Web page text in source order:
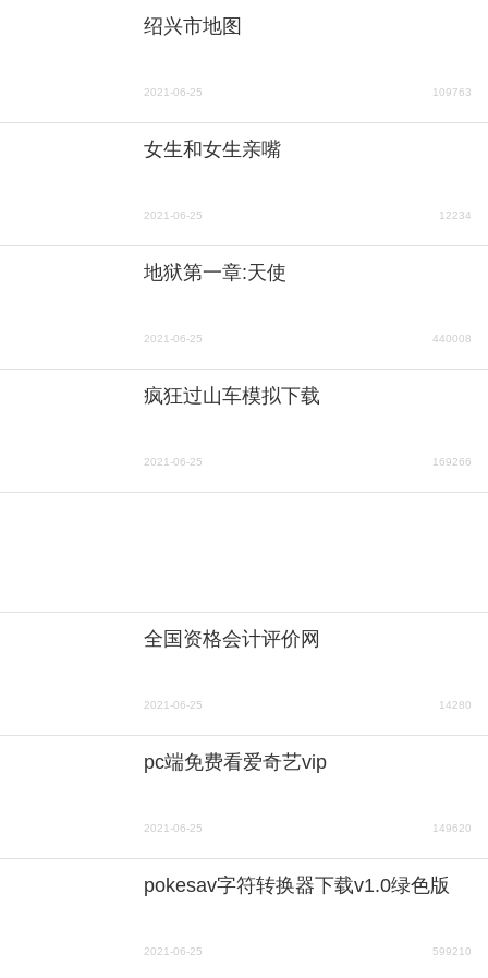
绍兴市地图
2021-06-25 109763
女生和女生亲嘴
2021-06-25 12234
地狱第一章:天使
2021-06-25 440008
疯狂过山车模拟下载
2021-06-25 169266
全国资格会计评价网
2021-06-25 14280
pc端免费看爱奇艺vip
2021-06-25 149620
pokesav字符转换器下载v1.0绿色版
2021-06-25 599210